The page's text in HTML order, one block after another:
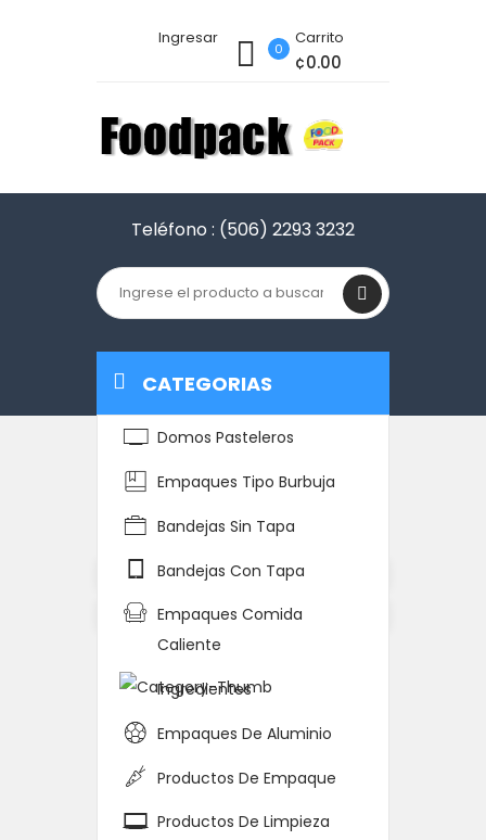
Ingresar Carrito
0
¢0.00
CATEGORIAS
Domos Pasteleros
Empaques Tipo Burbuja
Bandejas Sin Tapa
Bandejas Con Tapa
Empaques Comida
Caliente
Ingredientes
Empaques De Aluminio
Productos De Empaque
Productos De Limpieza
Teléfono : (506) 2293 3232
Home Detalle del Producto
20 (H-37 APR) 1/100
Código
1703572
Notas